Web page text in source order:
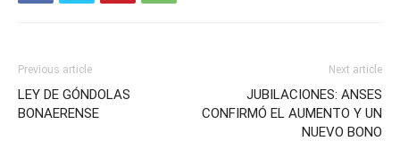
Previous article
LEY DE GÓNDOLAS
BONAERENSE
Next article
JUBILACIONES: ANSES
CONFIRMÓ EL AUMENTO Y UN
NUEVO BONO